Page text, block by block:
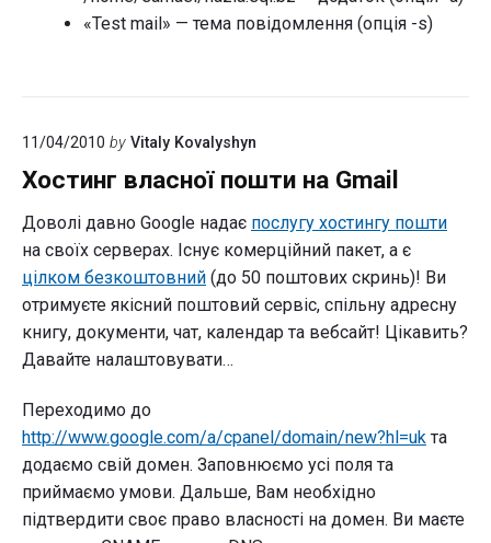
«Test mail» — тема повідомлення (опція -s)
11/04/2010 by Vitaly Kovalyshyn
Хостинг власної пошти на Gmail
Доволі давно Google надає послугу хостингу пошти
на своїх серверах. Існує комерційний пакет, а є
цілком безкоштовний (до 50 поштових скринь)! Ви
отримуєте якісний поштовий сервіс, спільну адресну
книгу, документи, чат, календар та вебсайт! Цікавить?
Давайте налаштовувати…
Переходимо до
http://www.google.com/a/cpanel/domain/new?hl=uk та
додаємо свій домен. Заповнюємо усі поля та
приймаємо умови. Дальше, Вам необхідно
підтвердити своє право власності на домен. Ви маєте